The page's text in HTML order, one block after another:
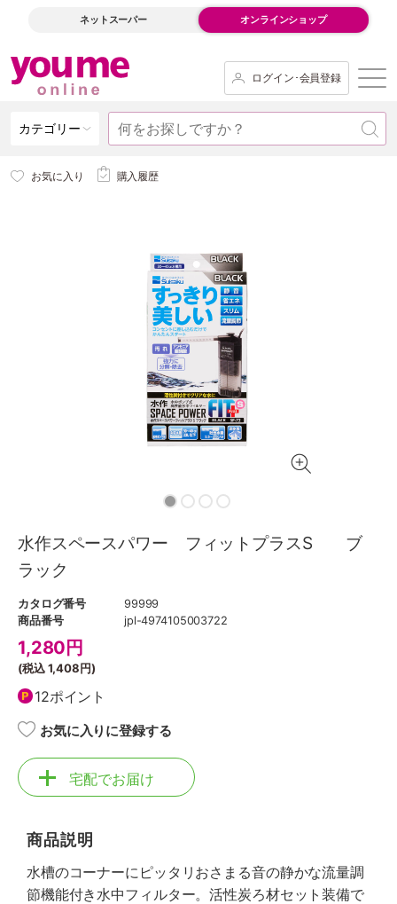
ネットスーパー オンラインショップ
ログイン･会員登録
カテゴリー
お気に入り 購入履歴
水作スペースパワー フィットプラスS ブ
ラック
カタログ番号
99999
商品番号
jpl-4974105003722
1,280 円
(税込1,408円)
12ポイント
お気に入りに登録する
宅配でお届け
商品説明
水槽のコーナーにピッタリおさまる音の静かな流量調
節機能付き水中フィルター。活性炭ろ材セット装備で